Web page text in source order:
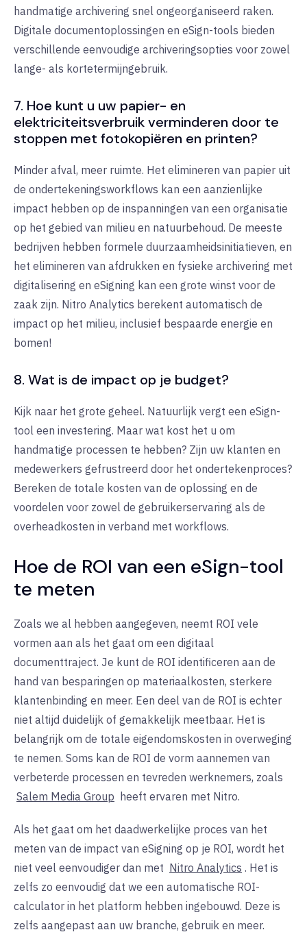
handmatige archivering snel ongeorganiseerd raken.
Digitale documentoplossingen en eSign-tools bieden
verschillende eenvoudige archiveringsopties voor zowel
lange- als kortetermijngebruik.
7. Hoe kunt u uw papier- en
elektriciteitsverbruik verminderen door te
stoppen met fotokopiëren en printen?
Minder afval, meer ruimte. Het elimineren van papier uit
de ondertekeningsworkflows kan een aanzienlijke
impact hebben op de inspanningen van een organisatie
op het gebied van milieu en natuurbehoud. De meeste
bedrijven hebben formele duurzaamheidsinitiatieven, en
het elimineren van afdrukken en fysieke archivering met
digitalisering en eSigning kan een grote winst voor de
zaak zijn. Nitro Analytics berekent automatisch de
impact op het milieu, inclusief bespaarde energie en
bomen!
8. Wat is de impact op je budget?
Kijk naar het grote geheel. Natuurlijk vergt een eSign-
tool een investering. Maar wat kost het u om
handmatige processen te hebben? Zijn uw klanten en
medewerkers gefrustreerd door het ondertekenproces?
Bereken de totale kosten van de oplossing en de
voordelen voor zowel de gebruikerservaring als de
overheadkosten in verband met workflows.
Hoe de ROI van een eSign-tool
te meten
Zoals we al hebben aangegeven, neemt ROI vele
vormen aan als het gaat om een digitaal
documenttraject. Je kunt de ROI identificeren aan de
hand van besparingen op materiaalkosten, sterkere
klantenbinding en meer. Een deel van de ROI is echter
niet altijd duidelijk of gemakkelijk meetbaar. Het is
belangrijk om de totale eigendomskosten in overweging
te nemen. Soms kan de ROI de vorm aannemen van
verbeterde processen en tevreden werknemers, zoals
Salem Media Group heeft ervaren met Nitro.
Als het gaat om het daadwerkelijke proces van het
meten van de impact van eSigning op je ROI, wordt het
niet veel eenvoudiger dan met Nitro Analytics . Het is
zelfs zo eenvoudig dat we een automatische ROI-
calculator in het platform hebben ingebouwd. Deze is
zelfs aangepast aan uw branche, gebruik en meer.